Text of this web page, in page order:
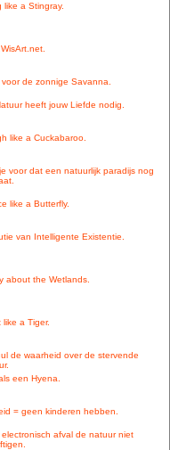
like a Stingray.
voor de zonnige Savanna.
heeft jouw Liefde nodig.
like a Cuckabaroo.
voor dat een natuurlijk paradijs nog
like a Butterfly.
van Intelligente Existentie.
about the Wetlands.
like a Tiger.
de waarheid over de stervende
een Hyena.
= geen kinderen hebben.
afval de natuur niet